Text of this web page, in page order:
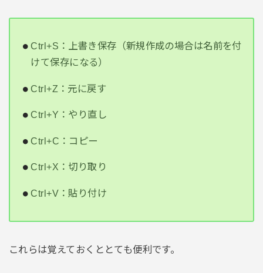
Ctrl+S：上書き保存（新規作成の場合は名前を付
けて保存になる）
Ctrl+Z：元に戻す
Ctrl+Y：やり直し
Ctrl+C：コピー
Ctrl+X：切り取り
Ctrl+V：貼り付け
これらは覚えておくととても便利です。